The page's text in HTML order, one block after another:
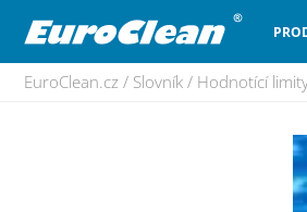
EuroClean.cz / Slovník / Hodnotící